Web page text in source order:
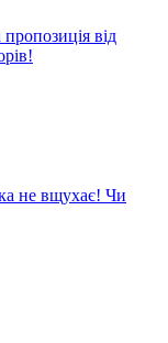
від
не вщухає! Чи